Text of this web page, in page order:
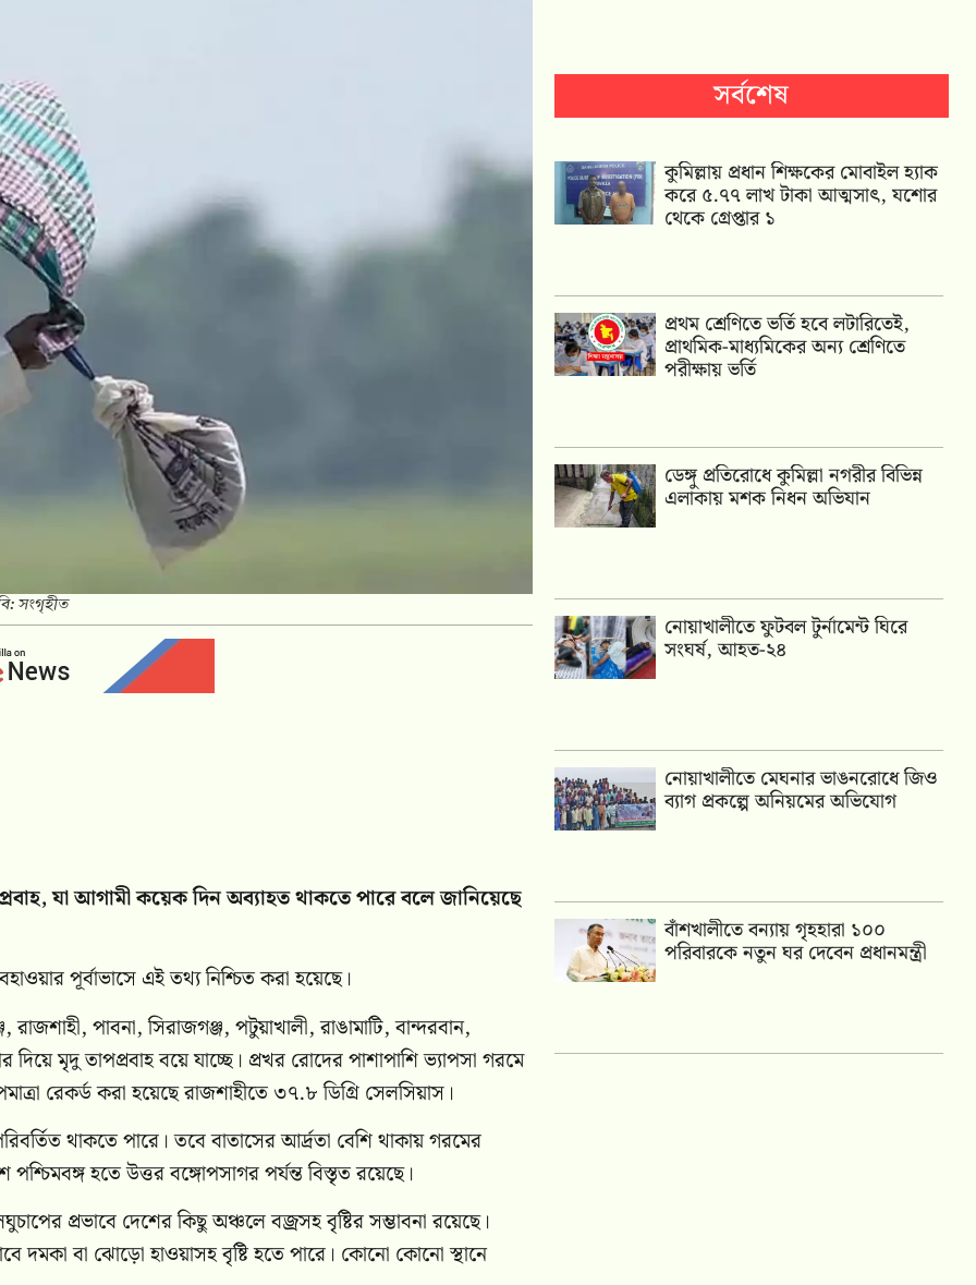
সংগৃহীত
যা আগামী কয়েক দিন অব্যাহত থাকতে পারে বলে জানিয়েছে
পূর্বাভাসে এই তথ্য নিশ্চিত করা হয়েছে।
পাবনা, সিরাজগঞ্জ, পটুয়াখালী, রাঙামাটি, বান্দরবান,
মৃদু তাপপ্রবাহ বয়ে যাচ্ছে। প্রখর রোদের পাশাপাশি ভ্যাপসা গরমে
রেকর্ড করা হয়েছে রাজশাহীতে ৩৭.৮ ডিগ্রি সেলসিয়াস।
থাকতে পারে। তবে বাতাসের আর্দ্রতা বেশি থাকায় গরমের
পশ্চিমবঙ্গ হতে উত্তর বঙ্গোপসাগর পর্যন্ত বিস্তৃত রয়েছে।
প্রভাবে দেশের কিছু অঞ্চলে বজ্রসহ বৃষ্টির সম্ভাবনা রয়েছে।
দমকা বা ঝোড়ো হাওয়াসহ বৃষ্টি হতে পারে। কোনো কোনো স্থানে
সর্বশেষ
কুমিল্লায় প্রধান শিক্ষকের মোবাইল হ্যাক
করে ৫.৭৭ লাখ টাকা আত্মসাৎ, যশোর
থেকে গ্রেপ্তার ১
প্রথম শ্রেণিতে ভর্তি হবে লটারিতেই,
প্রাথমিক-মাধ্যমিকের অন্য শ্রেণিতে
পরীক্ষায় ভর্তি
ডেঙ্গু প্রতিরোধে কুমিল্লা নগরীর বিভিন্ন
এলাকায় মশক নিধন অভিযান
নোয়াখালীতে ফুটবল টুর্নামেন্ট ঘিরে
সংঘর্ষ, আহত-২৪
নোয়াখালীতে মেঘনার ভাঙনরোধে জিও
ব্যাগ প্রকল্পে অনিয়মের অভিযোগ
বাঁশখালীতে বন্যায় গৃহহারা ১০০
পরিবারকে নতুন ঘর দেবেন প্রধানমন্ত্রী